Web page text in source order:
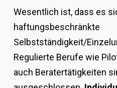
Wesentlich ist, dass es
haftungsbeschränkte
Selbstständigkeit/
Regulierte Berufe wie
auch Beratertätigkeiten